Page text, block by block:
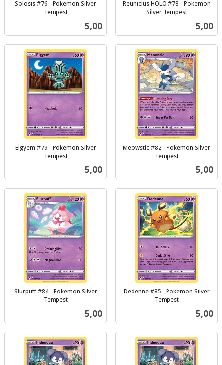
Solosis #76 - Pokemon Silver
Tempest
Pris
5,00
Reuniclus HOLO #78 - Pokemon
Silver Tempest
Pris
5,00
Elgyem #79 - Pokemon Silver
Tempest
Pris
5,00
Meowstic #82 - Pokemon Silver
Tempest
Pris
5,00
Slurpuff #84 - Pokemon Silver
Tempest
Pris
5,00
Dedenne #85 - Pokemon Silver
Tempest
Pris
5,00